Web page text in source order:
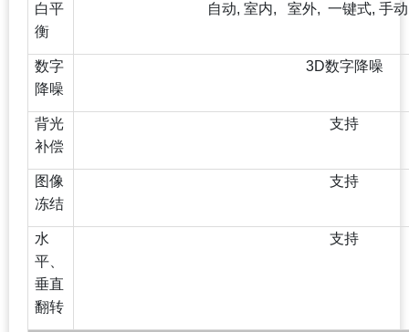
白平
衡
自动, 室内, 室外, 一键式, 手
数字
降噪
3D数字降噪
背光
补偿
支持
图像
冻结
支持
水
平、
垂直
翻转
支持